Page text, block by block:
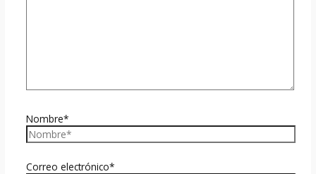
Nombre*
Correo electrónico*